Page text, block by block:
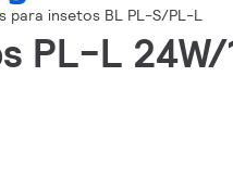
para insetos BL PL-S/PL-L
PL-L